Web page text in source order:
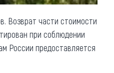
Возврат части стоимости
при соблюдении
России предоставляется